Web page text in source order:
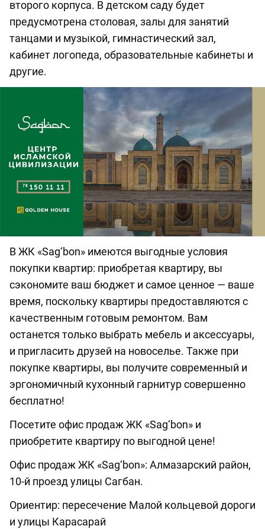
второго корпуса. В детском саду будет
предусмотрена столовая, залы для занятий
танцами и музыкой, гимнастический зал,
кабинет логопеда, образовательные кабинеты и
другие.
В ЖК «Sag‘bon» имеются выгодные условия
покупки квартир: приобретая квартиру, вы
сэкономите ваш бюджет и самое ценное — ваше
время, поскольку квартиры предоставляются с
качественным готовым ремонтом. Вам
останется только выбрать мебель и аксессуары,
и пригласить друзей на новоселье. Также при
покупке квартиры, вы получите современный и
эргономичный кухонный гарнитур совершенно
бесплатно!
Посетите офис продаж ЖК «Sag‘bon» и
приобретите квартиру по выгодной цене!
Офис продаж ЖК «Sag‘bon»: Алмазарский район,
10-й проезд улицы Сагбан.
Ориентир: пересечение Малой кольцевой дороги
и улицы Карасарай